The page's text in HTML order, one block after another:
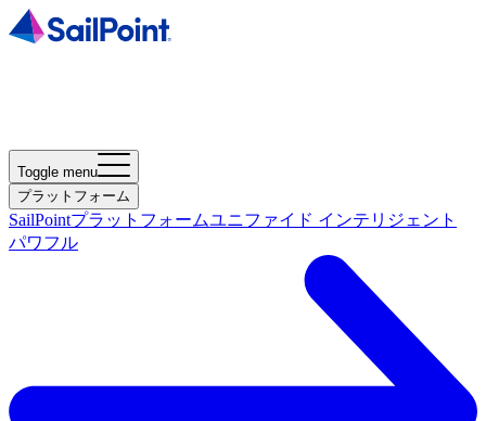
Toggle menu
プラットフォーム
SailPointプラットフォームユニファイド インテリジェント
パワフル